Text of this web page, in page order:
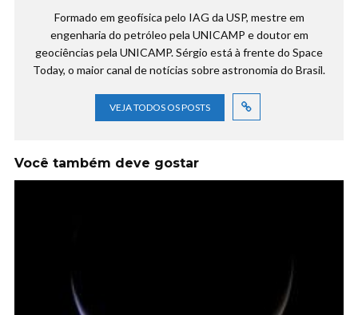
Formado em geofísica pelo IAG da USP, mestre em
engenharia do petróleo pela UNICAMP e doutor em
geociências pela UNICAMP. Sérgio está à frente do Space
Today, o maior canal de notícias sobre astronomia do Brasil.
VEJA TODOS OS POSTS
Você também deve gostar